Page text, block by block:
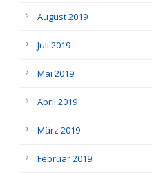
August 2019
Juli 2019
Mai 2019
April 2019
März 2019
Februar 2019